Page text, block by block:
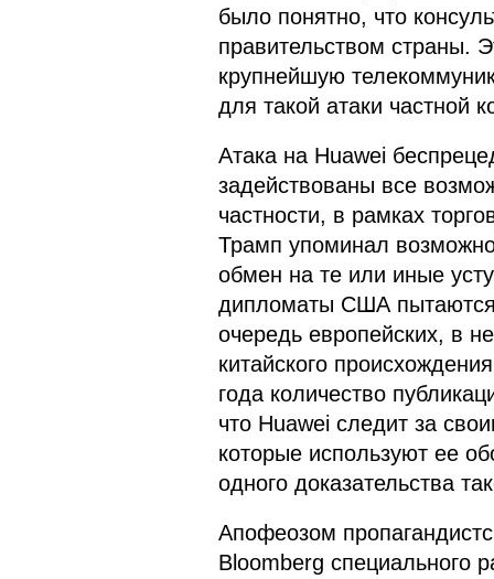
было понятно, что
правительством страны.
крупнейшую
для такой атаки частной
Атака на Huawei
задействованы все
частности, в рамках
Трамп упоминал
обмен на те или иные
дипломаты США пытаются
очередь европейских, в
китайского
года количество
что Huawei следит за
которые используют ее
одного доказательства
Апофеозом
Bloomberg специального